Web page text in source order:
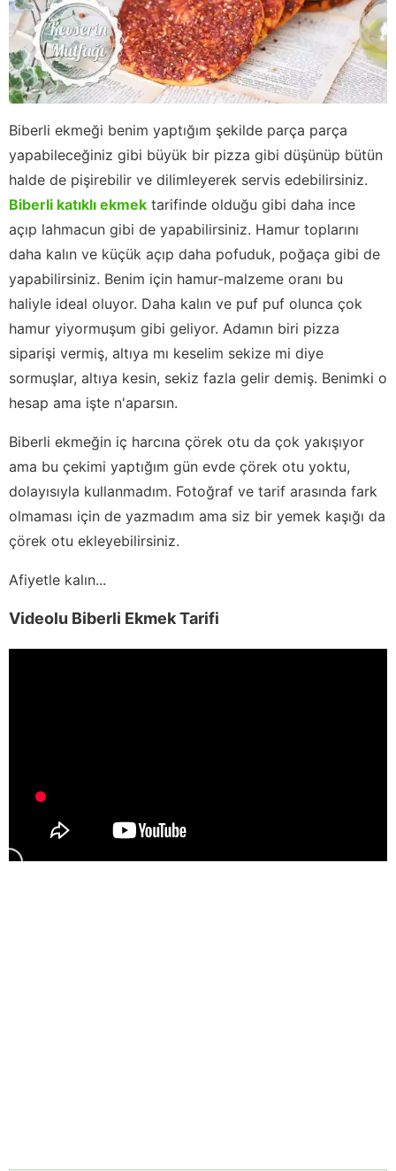
Biberli ekmeği benim yaptığım şekilde parça parça
yapabileceğiniz gibi büyük bir pizza gibi düşünüp bütün
halde de pişirebilir ve dilimleyerek servis edebilirsiniz.
Biberli katıklı ekmek tarifinde olduğu gibi daha ince
açıp lahmacun gibi de yapabilirsiniz. Hamur toplarını
daha kalın ve küçük açıp daha pofuduk, poğaça gibi de
yapabilirsiniz. Benim için hamur-malzeme oranı bu
haliyle ideal oluyor. Daha kalın ve puf puf olunca çok
hamur yiyormuşum gibi geliyor. Adamın biri pizza
siparişi vermiş, altıya mı keselim sekize mi diye
sormuşlar, altıya kesin, sekiz fazla gelir demiş. Benimki o
hesap ama işte n'aparsın.
Biberli ekmeğin iç harcına çörek otu da çok yakışıyor
ama bu çekimi yaptığım gün evde çörek otu yoktu,
dolayısıyla kullanmadım. Fotoğraf ve tarif arasında fark
olmaması için de yazmadım ama siz bir yemek kaşığı da
çörek otu ekleyebilirsiniz.
Afiyetle kalın...
Videolu Biberli Ekmek Tarifi